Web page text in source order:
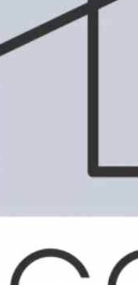
5ème Baille